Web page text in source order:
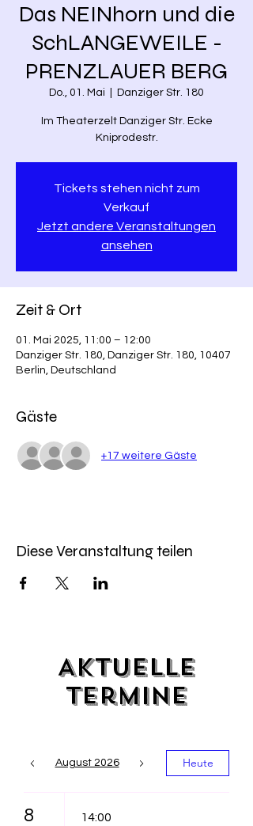
Das NEINhorn und die
SchLANGEWEILE -
PRENZLAUER BERG
Do., 01. Mai Danziger Str. 180
Im Theaterzelt Danziger Str. Ecke
Kniprodestr.
Tickets stehen nicht zum
Verkauf
Jetzt andere Veranstaltungen
ansehen
Zeit & Ort
01. Mai 2025, 11:00 – 12:00
Danziger Str. 180, Danziger Str. 180, 10407
Berlin, Deutschland
Gäste
+17 weitere Gäste
Diese Veranstaltung teilen
Aktuelle
Termine
August 2026 Heute
8 14:00